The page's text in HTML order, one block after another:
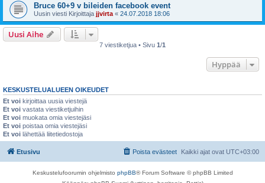
Bruce 60+9 v bileiden facebook event
Uusin viesti Kirjoittaja jjvirta « 24.07.2018 18:06
Uusi Aihe
7 viestiketjua • Sivu 1/1
Hyppää
KESKUSTELUALUEEN OIKEUDET
Et voi kirjoittaa uusia viestejä
Et voi vastata viestiketjuihin
Et voi muokata omia viestejäsi
Et voi poistaa omia viestejäsi
Et voi lähettää liitetiedostoja
Etusivu Kaikki ajat ovat UTC+03:00
Poista evästeet
Keskustelufoorumin ohjelmisto phpBB® Forum Software © phpBB Limited